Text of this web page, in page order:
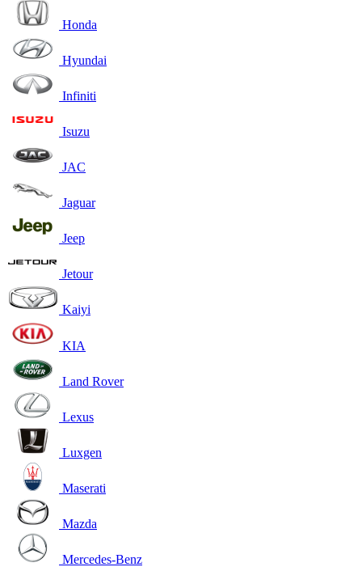
Honda
Hyundai
Infiniti
Isuzu
JAC
Jaguar
Jeep
Jetour
Kaiyi
KIA
Land Rover
Lexus
Luxgen
Maserati
Mazda
Mercedes-Benz